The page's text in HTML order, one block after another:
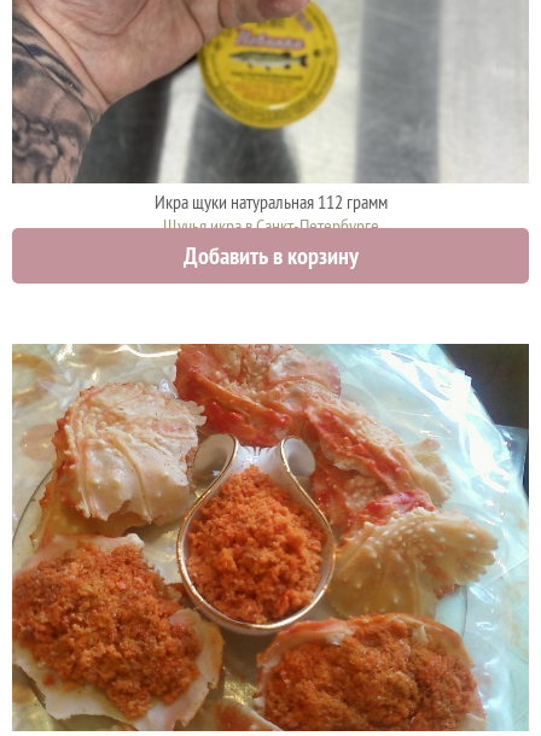
Икра щуки натуральная 112 грамм
Щучья икра в Санкт-Петербурге
920 руб.
Добавить в корзину